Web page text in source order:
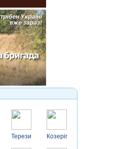
Терези Козеріг